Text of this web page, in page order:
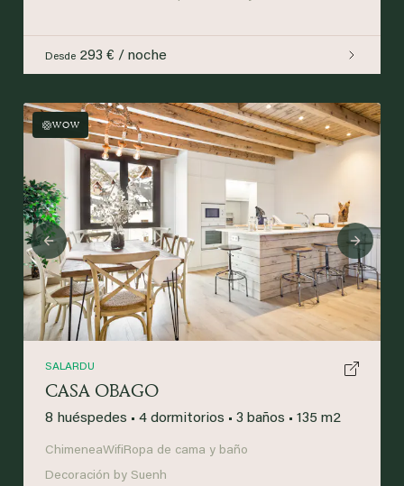
WOW
Previous Next
SALARDU
CASA OBAGO
8 huéspedes • 4 dormitorios • 3 baños • 135 m2
ChimeneaWifiRopa de cama y baño
Decoración by Suenh
Desde 293 € / noche